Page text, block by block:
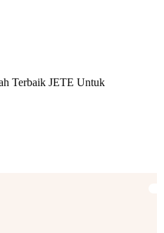
Terbaik JETE Untuk